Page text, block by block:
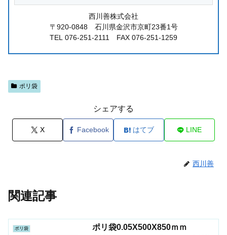
西川善株式会社
〒920-0848 石川県金沢市京町23番1号
TEL 076-251-2111 FAX 076-251-1259
ポリ袋
シェアする
X Facebook はてブ LINE
西川善
関連記事
ポリ袋 ポリ袋0.05X500X850ｍｍ